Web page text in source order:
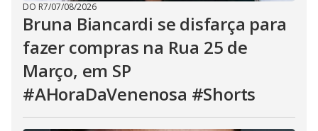
DO R7/07/08/2026
Bruna Biancardi se disfarça para
fazer compras na Rua 25 de
Março, em SP
#AHoraDaVenenosa #Shorts